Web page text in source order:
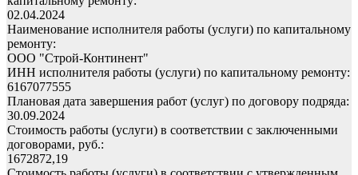
02.04.2024
Наименование исполнителя работы (услуги) по капитальному
ремонту:
ООО "Строй-Континент"
ИНН исполнителя работы (услуги) по капитальному ремонту:
6167077555
Плановая дата завершения работ (услуг) по договору подряда:
30.09.2024
Стоимость работы (услуги) в соответствии с заключенными
договорами, руб.:
1672872,19